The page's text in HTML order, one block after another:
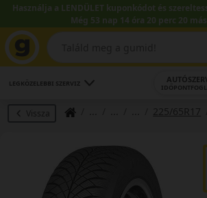
Használja a LENDÜLET kuponkódot és
Még 53 nap 14 óra 20 perc 19
LEGKÖZELEBBI SZERVIZ
Vissza 225/65R17